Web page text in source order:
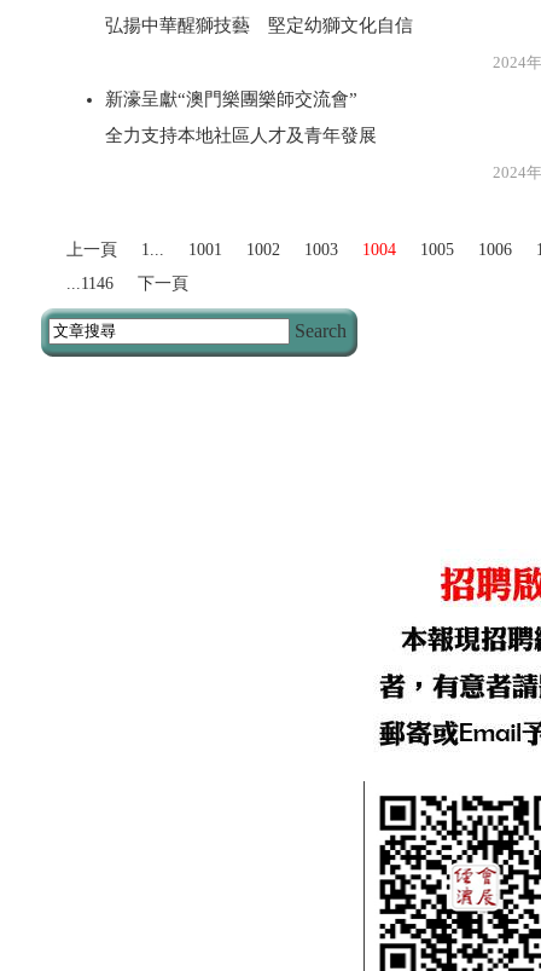
弘揚中華醒獅技藝 堅定幼獅文化自信
2024年5月16
新濠呈獻“澳門樂團樂師交流會”
全力支持本地社區人才及青年發展
2024年5月16
上一頁 1... 1001 1002 1003 1004 1005 1006
...1146
下一頁
Search